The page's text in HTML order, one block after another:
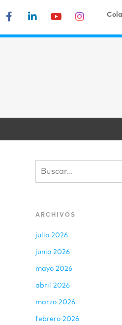
ARCHIVOS
julio 2026
junio 2026
mayo 2026
abril 2026
marzo 2026
febrero 2026